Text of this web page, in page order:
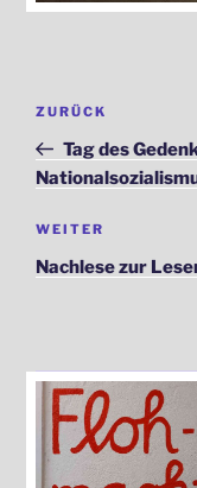
Vorheriger
Beitrag
ZURÜCK
Tag des
Nächster
Beitrag
WEITER
Nachlese zur